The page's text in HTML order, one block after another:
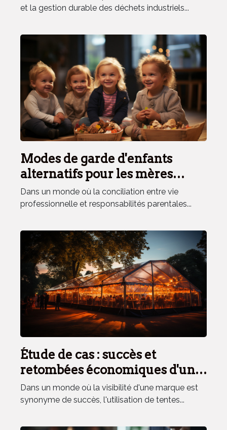
circulaire en réduisant le
et la gestion durable des déchets industriels...
Modes de garde d'enfants
alternatifs pour les mères
travailleuses
Dans un monde où la conciliation entre vie
professionnelle et responsabilités parentales...
Étude de cas : succès et
retombées économiques d'un
événement avec tentes
publicitaires
Dans un monde où la visibilité d'une marque est
synonyme de succès, l'utilisation de tentes...